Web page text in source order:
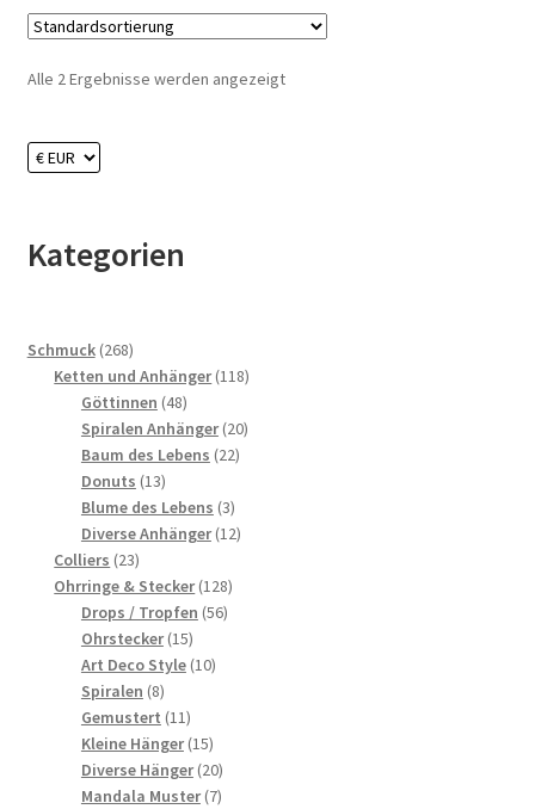
Alle 2 Ergebnisse werden angezeigt
Kategorien
Schmuck 268268
Produkte
Ketten und Anhänger 118118
Göttinnen 4848
Produkte
Spiralen Anhänger 2020
Baum des Lebens 2222
Donuts 1313
Produkte
Blume des Lebens 33
Produkte
Diverse Anhänger 1212
Colliers 2323
Produkte
Ohrringe & Stecker 128128
Drops / Tropfen 5656
Ohrstecker 1515
Produkte
Art Deco Style 1010
Spiralen 88
Produkte
Gemustert 1111
Produkte
Kleine Hänger 1515
Produkte
Diverse Hänger 2020
Produkte
Mandala Muster 77